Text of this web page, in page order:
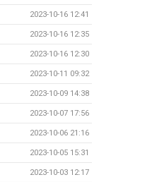
2023-10-16 12:41
2023-10-16 12:35
2023-10-16 12:30
2023-10-11 09:32
2023-10-09 14:38
2023-10-07 17:56
2023-10-06 21:16
2023-10-05 15:31
2023-10-03 12:17